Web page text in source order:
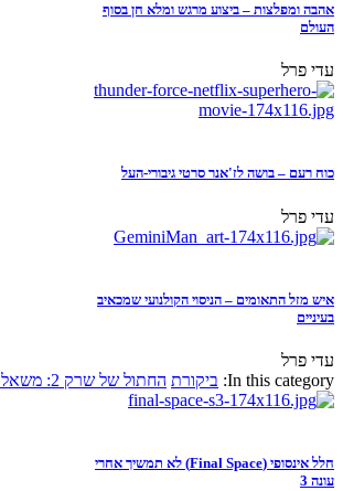
אהבה ומפלצות – ביצוע מרגש ומלא חן בסוף
העולם
עדי פרל
כוח רעם – בושה לז'אנר סרטי גיבורי-העל
עדי פרל
איש מזל התאומים – הניסוי הקולנועי שמכאיב
בעיניים
עדי פרל
In this category: ביקורת החתול של שרק 2: משאלה אחת ודי
חלל אינסופי (Final Space) לא תמשיך אחרי
עונה 3